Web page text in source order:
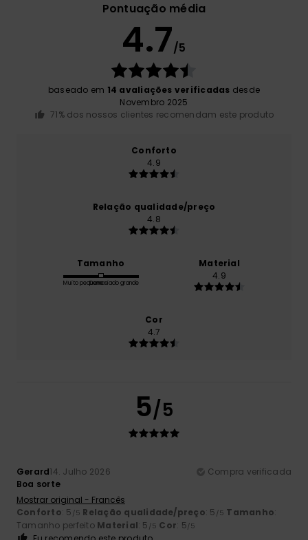
Pontuação média
4.7/5
baseado em 14 avaliações verificadas desde
Novembro 2025
71% dos nossos clientes recomendam este produto
Conforto
4.9
Relação qualidade/preço
4.8
Tamanho
Muito pequenoDemasiado grande
Material
4.9
Cor
4.7
5/5
Gerard14. Julho 2026
Compra verificada
Boa sorte
Mostrar original - Francês
Conforto: 5 /5 Relação qualidade/preço: 5 /5 Tamanho:
Tamanho perfeito Material: 5 /5 Cor: 5/5